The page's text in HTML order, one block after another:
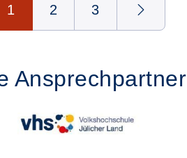
1 2 3
Ansprechpartner